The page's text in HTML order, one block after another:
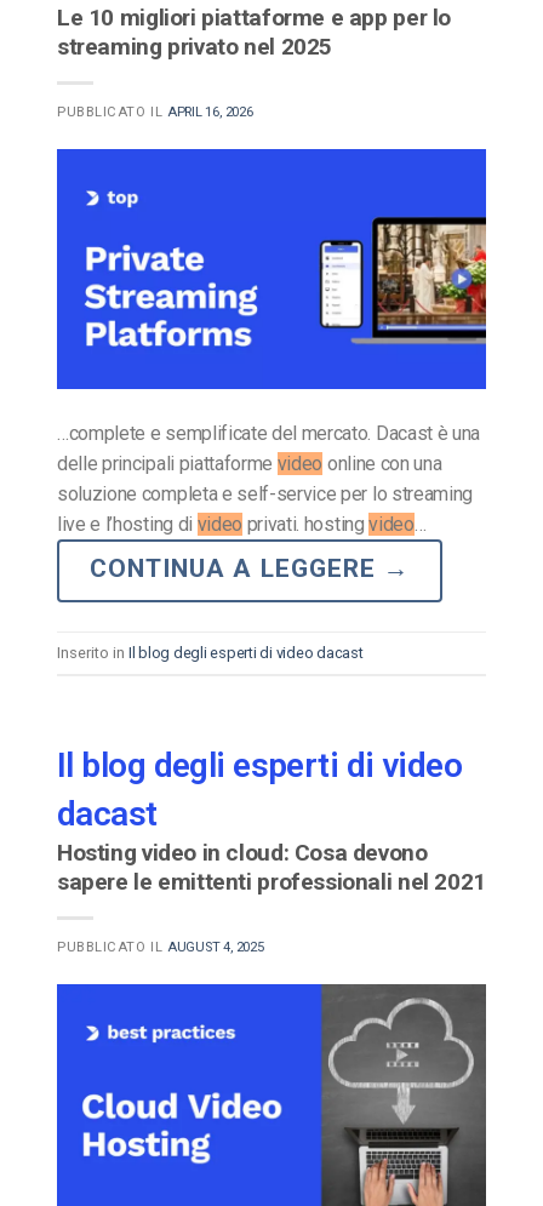
Le 10 migliori piattaforme e app per lo
streaming privato nel 2025
PUBBLICATO IL APRIL 16, 2026
…complete e semplificate del mercato. Dacast è una
delle principali piattaforme video online con una
soluzione completa e self-service per lo streaming
live e l’hosting di video privati. hostingvideo
CONTINUA A LEGGERE →
Inserito in Il blog degli esperti di video dacast
Il blog degli esperti di video
dacast
Hosting video in cloud: Cosa devono
sapere le emittenti professionali nel 2021
PUBBLICATO IL AUGUST 4, 2025